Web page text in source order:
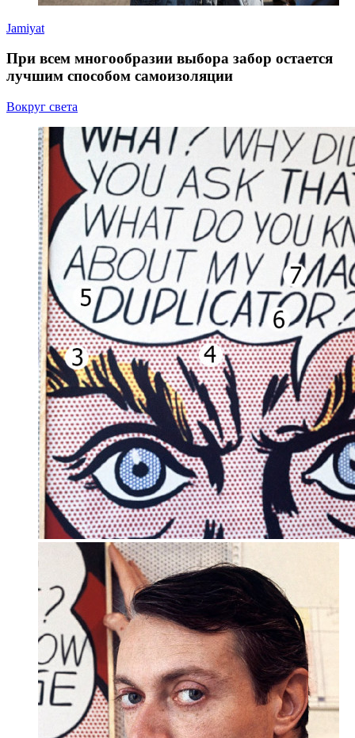
Jamiyat
При всем многообразии выбора забор остается
лучшим способом самоизоляции
Вокруг света